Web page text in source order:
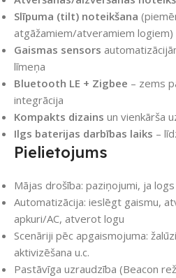
Slīpuma (tilt) noteikšana
atgāžamiem/atveramiem logiem)
Gaismas sensors
līmeņa
Bluetooth LE + Zigbee – zems
integrācija
Kompakts dizains un vienkārša
Ilgs baterijas darbības laiks –
Pielietojums
Mājas drošība: paziņojumi, ja
Automatizācija: ieslēgt gaismu,
apkuri/AC, atverot logu
Scenāriji pēc apgaismojuma:
aktivizēšana u.c.
Pastāvīga uzraudzība (Beacon